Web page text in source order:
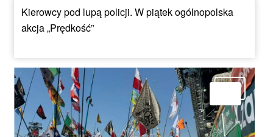
Kierowcy pod lupą policji. W piątek ogólnopolska
akcja „Prędkość”